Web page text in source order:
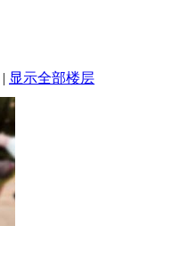
| 显示全部楼层